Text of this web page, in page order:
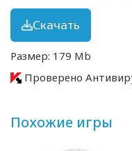
Скачать
Размер: 179 Mb
Проверено
Похожие игры